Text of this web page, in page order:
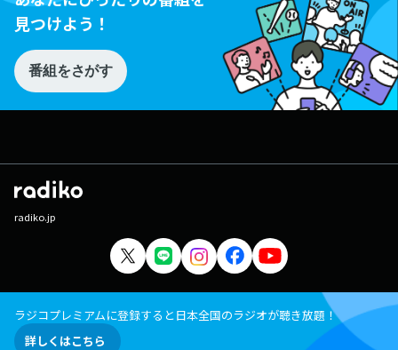
見つけよう！
番組をさがす
radiko.jp
ラジコプレミアムに登録すると日本全国のラジオが聴き放題！
詳しくはこちら